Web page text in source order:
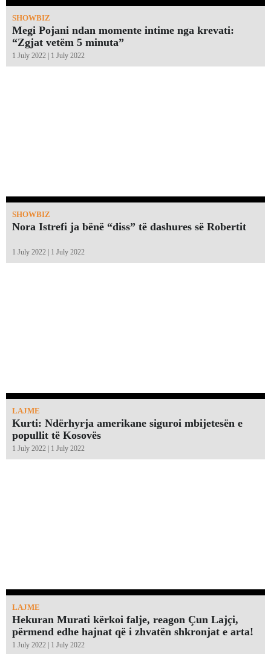
SHOWBIZ
Megi Pojani ndan momente intime nga krevati:
“Zgjat vetëm 5 minuta”￼
1 July 2022 | 1 July 2022
SHOWBIZ
Nora Istrefi ja bënë “diss” të dashures së Robertit
1 July 2022 | 1 July 2022
LAJME
Kurti: Ndërhyrja amerikane siguroi mbijetesën e
popullit të Kosovës
1 July 2022 | 1 July 2022
LAJME
Hekuran Murati kërkoi falje, reagon Çun Lajçi,
përmend edhe hajnat që i zhvatën shkronjat e arta!￼
1 July 2022 | 1 July 2022